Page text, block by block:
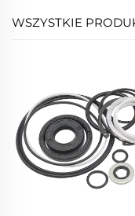
WSZYSTKIE